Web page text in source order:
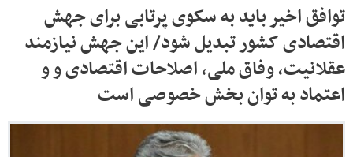
توافق اخیر باید به سکوی پرتابی برای جهش
اقتصادی کشور تبدیل شود/ این جهش نیازمند
عقلانیت، وفاق ملی، اصلاحات اقتصادی و و
اعتماد به توان بخش خصوصی است